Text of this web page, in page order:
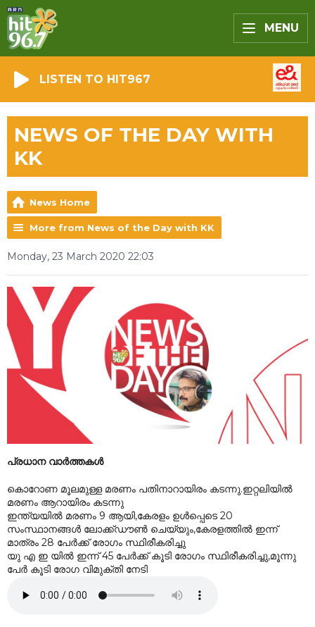
MENU
LISTEN TO HIT967
NEWS OF THE DAY WITH
KK
News Home
More from News of the Day with KK
Monday, 23 March 2020 22:03
പ്രധാന വാർത്തകൾ
കൊറോണ മൂലമുള്ള മരണം പതിനാറായിരം കടന്നു.ഇറ്റലിയിൽ
മരണം ആറായിരം കടന്നു
ഇന്ത്യയിൽ മരണം 9 ആയി,കേരളം ഉൾപ്പെടെ 20
സംസ്ഥാനങ്ങൾ ലോക്ക്ഡൗൺ ചെയ്യും,കേരളത്തിൽ ഇന്ന്
മാത്രം 28 പേർക്ക് രോഗം സ്ഥിരീകരിച്ചു
യു എ ഇ യിൽ ഇന്ന് 45 പേർക്ക് കൂടി രോഗം സ്ഥിരീകരിച്ചു,മൂന്നു
പേർ കൂടി രോഗ വിമുക്തി നേടി